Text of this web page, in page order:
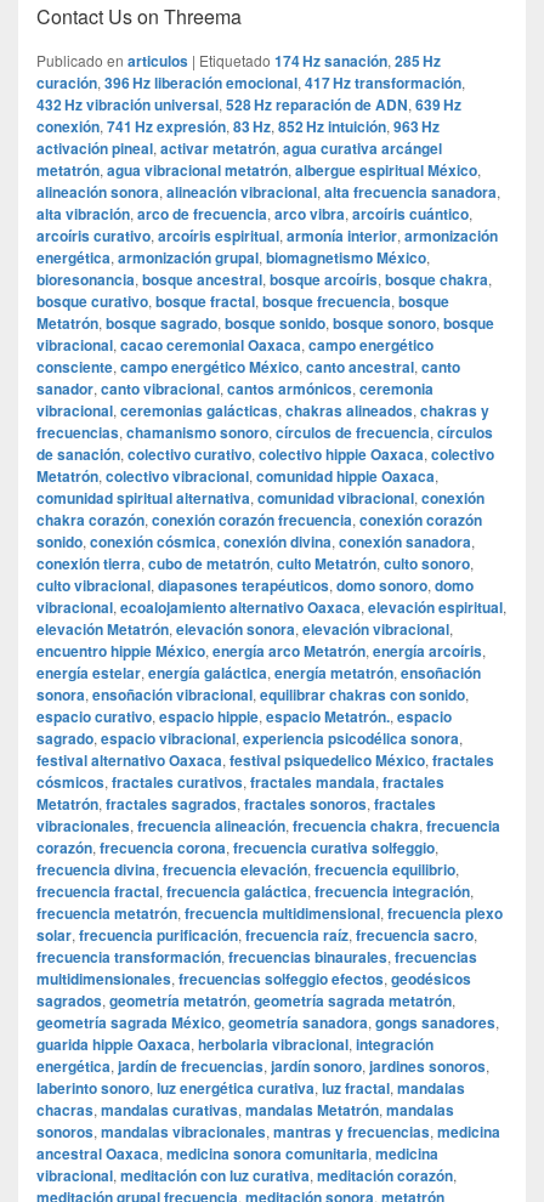
Contact Us on Threema
Publicado en articulos | Etiquetado 174 Hz sanación, 285 Hz
curación, 396 Hz liberación emocional, 417 Hz transformación,
432 Hz vibración universal, 528 Hz reparación de ADN, 639 Hz
conexión, 741 Hz expresión, 83 Hz, 852 Hz intuición, 963 Hz
activación pineal, activar metatrón, agua curativa arcángel
metatrón, agua vibracional metatrón, albergue espiritual México,
alineación sonora, alineación vibracional, alta frecuencia sanadora,
alta vibración, arco de frecuencia, arco vibra, arcoíris cuántico,
arcoíris curativo, arcoíris espiritual, armonía interior, armonización
energética, armonización grupal, biomagnetismo México,
bioresonancia, bosque ancestral, bosque arcoíris, bosque chakra,
bosque curativo, bosque fractal, bosque frecuencia, bosque
Metatrón, bosque sagrado, bosque sonido, bosque sonoro, bosque
vibracional, cacao ceremonial Oaxaca, campo energético
consciente, campo energético México, canto ancestral, canto
sanador, canto vibracional, cantos armónicos, ceremonia
vibracional, ceremonias galácticas, chakras alineados, chakras y
frecuencias, chamanismo sonoro, círculos de frecuencia, círculos
de sanación, colectivo curativo, colectivo hippie Oaxaca, colectivo
Metatrón, colectivo vibracional, comunidad hippie Oaxaca,
comunidad spiritual alternativa, comunidad vibracional, conexión
chakra corazón, conexión corazón frecuencia, conexión corazón
sonido, conexión cósmica, conexión divina, conexión sanadora,
conexión tierra, cubo de metatrón, culto Metatrón, culto sonoro,
culto vibracional, diapasones terapéuticos, domo sonoro, domo
vibracional, ecoalojamiento alternativo Oaxaca, elevación espiritual,
elevación Metatrón, elevación sonora, elevación vibracional,
encuentro hippie México, energía arco Metatrón, energía arcoíris,
energía estelar, energía galáctica, energía metatrón, ensoñación
sonora, ensoñación vibracional, equilibrar chakras con sonido,
espacio curativo, espacio hippie, espacio Metatrón., espacio
sagrado, espacio vibracional, experiencia psicodélica sonora,
festival alternativo Oaxaca, festival psiquedelico México, fractales
cósmicos, fractales curativos, fractales mandala, fractales
Metatrón, fractales sagrados, fractales sonoros, fractales
vibracionales, frecuencia alineación, frecuencia chakra, frecuencia
corazón, frecuencia corona, frecuencia curativa solfeggio,
frecuencia divina, frecuencia elevación, frecuencia equilibrio,
frecuencia fractal, frecuencia galáctica, frecuencia integración,
frecuencia metatrón, frecuencia multidimensional, frecuencia plexo
solar, frecuencia purificación, frecuencia raíz, frecuencia sacro,
frecuencia transformación, frecuencias binaurales, frecuencias
multidimensionales, frecuencias solfeggio efectos, geodésicos
sagrados, geometría metatrón, geometría sagrada metatrón,
geometría sagrada México, geometría sanadora, gongs sanadores,
guarida hippie Oaxaca, herbolaria vibracional, integración
energética, jardín de frecuencias, jardín sonoro, jardines sonoros,
laberinto sonoro, luz energética curativa, luz fractal, mandalas
chacras, mandalas curativas, mandalas Metatrón, mandalas
sonoros, mandalas vibracionales, mantras y frecuencias, medicina
ancestral Oaxaca, medicina sonora comunitaria, medicina
vibracional, meditación con luz curativa, meditación corazón,
meditación grupal frecuencia, meditación sonora, metatrón